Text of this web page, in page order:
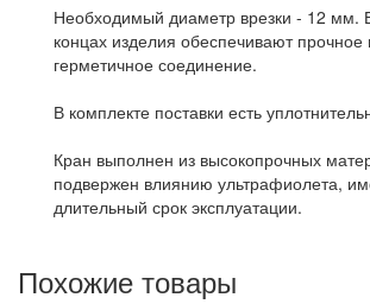
Необходимый диаметр врезки - 12 мм.
концах изделия обеспечивают прочное
герметичное соединение.
В комплекте поставки есть
Кран выполнен из высокопрочных
подвержен влиянию ультрафиолета,
длительный срок эксплуатации.
Похожие товары